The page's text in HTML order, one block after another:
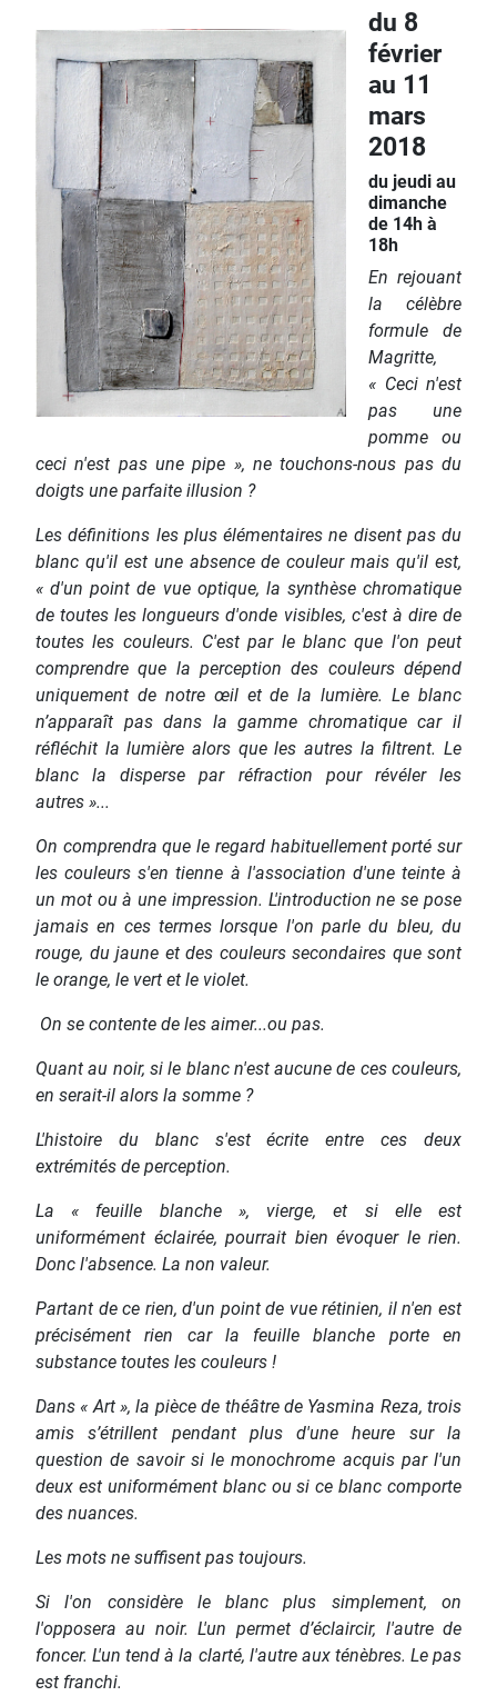
du 8
février
au 11
mars
2018
du jeudi au
dimanche
de 14h à
18h
En rejouant
la célèbre
formule de
Magritte,
« Ceci n'est
pas une
pomme ou
ceci n'est pas une pipe », ne touchons-nous pas du
doigts une parfaite illusion ?
Les définitions les plus élémentaires ne disent pas du
blanc qu'il est une absence de couleur mais qu'il est,
« d'un point de vue optique, la synthèse chromatique
de toutes les longueurs d'onde visibles, c'est à dire de
toutes les couleurs. C'est par le blanc que l'on peut
comprendre que la perception des couleurs dépend
uniquement de notre œil et de la lumière. Le blanc
n’apparaît pas dans la gamme chromatique car il
réfléchit la lumière alors que les autres la filtrent. Le
blanc la disperse par réfraction pour révéler les
autres »...
On comprendra que le regard habituellement porté sur
les couleurs s'en tienne à l'association d'une teinte à
un mot ou à une impression. L'introduction ne se pose
jamais en ces termes lorsque l'on parle du bleu, du
rouge, du jaune et des couleurs secondaires que sont
le orange, le vert et le violet.
On se contente de les aimer...ou pas.
Quant au noir, si le blanc n'est aucune de ces couleurs,
en serait-il alors la somme ?
L'histoire du blanc s'est écrite entre ces deux
extrémités de perception.
La « feuille blanche », vierge, et si elle est
uniformément éclairée, pourrait bien évoquer le rien.
Donc l'absence. La non valeur.
Partant de ce rien, d'un point de vue rétinien, il n'en est
précisément rien car la feuille blanche porte en
substance toutes les couleurs !
Dans « Art », la pièce de théâtre de Yasmina Reza, trois
amis s’étrillent pendant plus d'une heure sur la
question de savoir si le monochrome acquis par l'un
deux est uniformément blanc ou si ce blanc comporte
des nuances.
Les mots ne suffisent pas toujours.
Si l'on considère le blanc plus simplement, on
l'opposera au noir. L'un permet d’éclaircir, l'autre de
foncer. L'un tend à la clarté, l'autre aux ténèbres. Le pas
est franchi.